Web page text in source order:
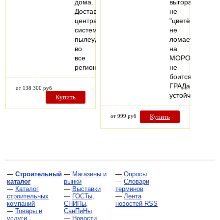
дома.
Доставим
центральные
системы
пылеудаления
во
все
регионы.
от 138 300 руб
Купить
выгорает,
не
"цветёт"
не
ломается
на
МОРОЗе,
не
боится
ГРАДа!
устойчив…
от 999 руб Купить
— Строительный
каталог
— Каталог
строительных
компаний
— Товары и
услуги
— Магазины и
рынки
— Выставки
— ГОСТы,
СНИПы,
СанПиНы
— Новости
— Опросы
— Словари
терминов
— Лента
новостей RSS